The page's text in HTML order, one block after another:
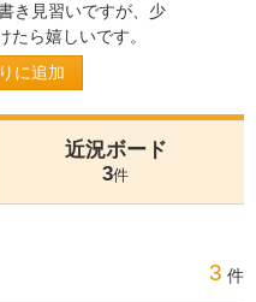
き見習いですが、少
たら嬉しいです。
に追加
近況ボード
3件
3 件